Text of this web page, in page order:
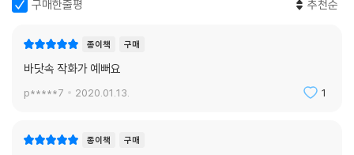
구매한줄평 추천순
종이책 구매
바닷속 작화가 예뻐요
p*****7 2020.01.13. 1
종이책 구매